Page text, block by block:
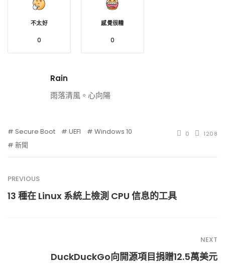
不太好
0
感覺很糟
0
Rain
雨落清風。心向陽
Secure Boot UEFI
Windows 10
新聞
0 1208
PREVIOUS
13 種在 Linux 系統上檢測 CPU 信息的工具
NEXT
DuckDuckGo向開源項目捐贈12.5萬美元